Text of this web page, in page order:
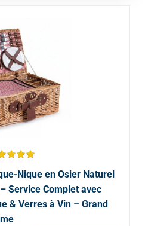
Nique en Osier Naturel
Service Complet avec
& Verres à Vin – Grand